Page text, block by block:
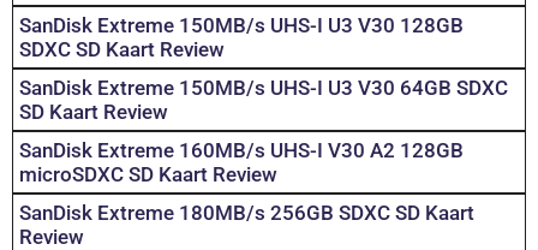
SanDisk Extreme 150MB/s UHS-I U3 V30 128GB
SDXC SD Kaart Review
SanDisk Extreme 150MB/s UHS-I U3 V30 64GB SDXC
SD Kaart Review
SanDisk Extreme 160MB/s UHS-I V30 A2 128GB
microSDXC SD Kaart Review
SanDisk Extreme 180MB/s 256GB SDXC SD Kaart
Review